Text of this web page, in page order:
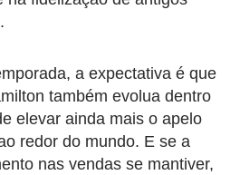
a expectativa é que
também evolua dentro
elevar ainda mais o apelo
redor do mundo. E se a
nas vendas se mantiver,